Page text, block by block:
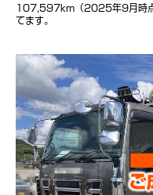
107,597km（2025年9月時点
てます。